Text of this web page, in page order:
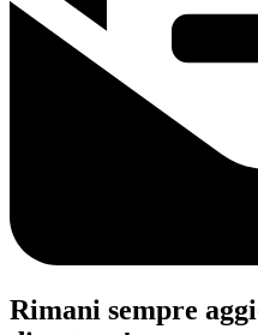
Rimani sempre